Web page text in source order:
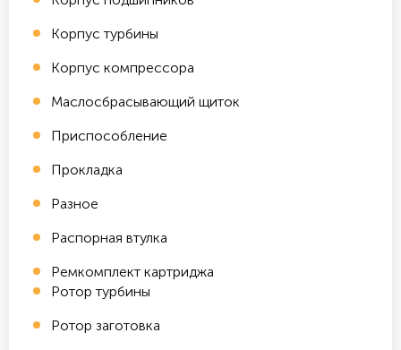
Корпус турбины
Корпус компрессора
Маслосбрасывающий щиток
Приспособление
Прокладка
Разное
Распорная втулка
Ремкомплект картриджа
Ротор турбины
Ротор заготовка